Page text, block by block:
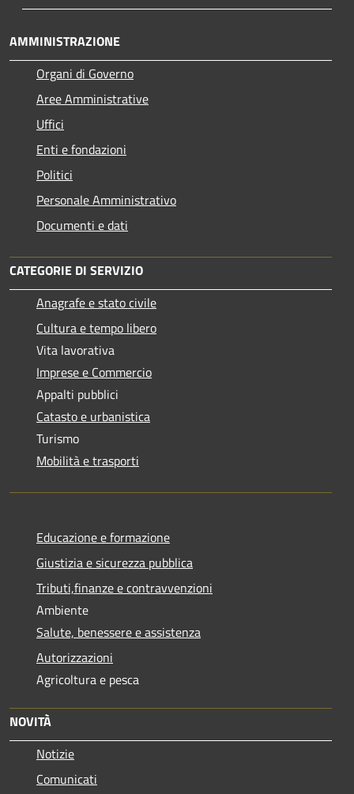
AMMINISTRAZIONE
Organi di Governo
Aree Amministrative
Uffici
Enti e fondazioni
Politici
Personale Amministrativo
Documenti e dati
CATEGORIE DI SERVIZIO
Anagrafe e stato civile
Cultura e tempo libero
Vita lavorativa
Imprese e Commercio
Appalti pubblici
Catasto e urbanistica
Turismo
Mobilità e trasporti
Educazione e formazione
Giustizia e sicurezza pubblica
Tributi,finanze e contravvenzioni
Ambiente
Salute, benessere e assistenza
Autorizzazioni
Agricoltura e pesca
NOVITÀ
Notizie
Comunicati